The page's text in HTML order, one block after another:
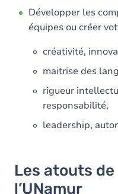
Développer les
équipes ou créer
créativité,
maitrise des
rigueur
responsabilité,
leadership,
Les atouts
l’UNamur